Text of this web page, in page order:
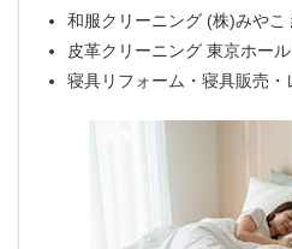
和服クリーニング (株)みやこ
皮革クリーニング 東京ホー
寝具リフォーム・寝具販売・